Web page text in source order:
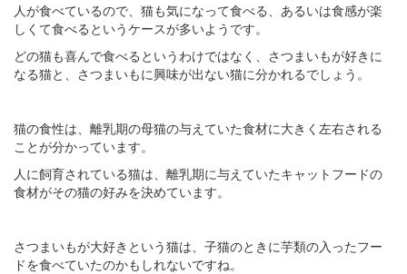
人が食べているので、猫も気になって食べる、あるいは食感が楽
しくて食べるというケースが多いようです。
どの猫も喜んで食べるというわけではなく、さつまいもが好きに
なる猫と、さつまいもに興味が出ない猫に分かれるでしょう。
猫の食性は、離乳期の母猫の与えていた食材に大きく左右される
ことが分かっています。
人に飼育されている猫は、離乳期に与えていたキャットフードの
食材がその猫の好みを決めています。
さつまいもが大好きという猫は、子猫のときに芋類の入ったフー
ドを食べていたのかもしれないですね。